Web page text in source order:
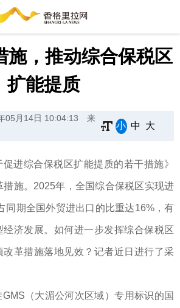
施，推动综合保税区
扩能提质
05月14日 10:04:13
来
小 中 大
进综合保税区扩能提质的若干措施》
措施。2025年，全国综合保税区实现进
同期全国外贸进出口的比重达16%，有
经济发展。如何进一步发挥综合保税区
改革措施落地见效？记者近日进行了采
（大湄公河次区域）专用标识的国